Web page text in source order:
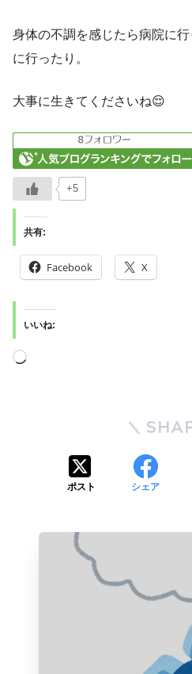
身体の不調を感じたら病院に
に行ったり。
大事に生きてくださいね😌
+5
共有:
Facebook X
いいね:
ポスト シェア